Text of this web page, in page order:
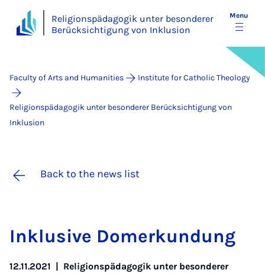
Religionspädagogik unter besonderer
Berücksichtigung von Inklusion
Menu
Faculty of Arts and Humanities Institute for Catholic Theology
Religionspädagogik unter besonderer Berücksichtigung von
Inklusion
Back to the news list
Inklus­ive Domerkundung
12.11.2021 | Religionspädagogik unter besonderer